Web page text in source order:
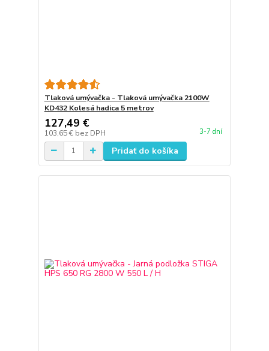
Tlaková umývačka - Tlaková umývačka 2100W
KD432 Kolesá hadica 5 metrov
127,49 €
103,65 € bez DPH 3-7 dní
Pridať do košíka